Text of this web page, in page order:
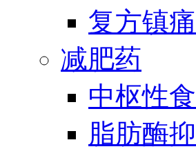
复方镇
减肥药
中枢性
脂肪酶